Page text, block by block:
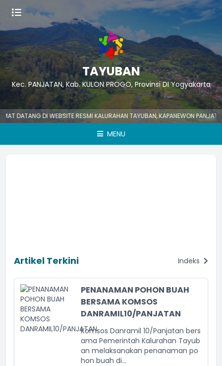
TAYUBAN
Kec. PANJATAN, Kab. KULON PROGO, Provinsi DI Yogyakarta
DI WEBSITE RESMI KALURAHAN TAYUBAN, KAPANEWON PANJATAN,
MENU
Artikel Terkini Indeks
PENANAMAN POHON BUAH
BERSAMA KOMSOS
DANRAMIL10/PANJATAN
Komsos Danramil 10/Panjatan bers
ama Pemerintah Kalurahan Tayub
an melaksanakan penanaman po
hon buah di...